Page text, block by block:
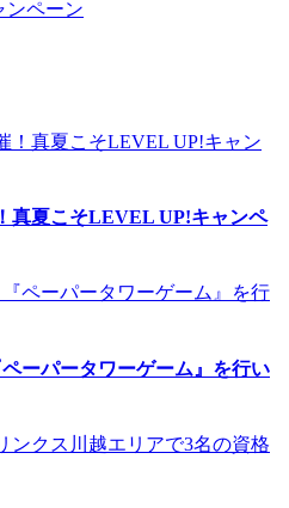
真夏こそLEVEL UP!キャンペ
ペーパータワーゲーム』を行い